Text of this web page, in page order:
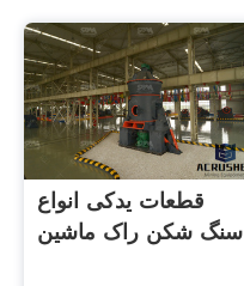
قطعات یدکی انواع
سنگ شکن راک ماشین